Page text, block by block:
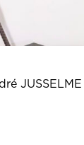
JUSSELME